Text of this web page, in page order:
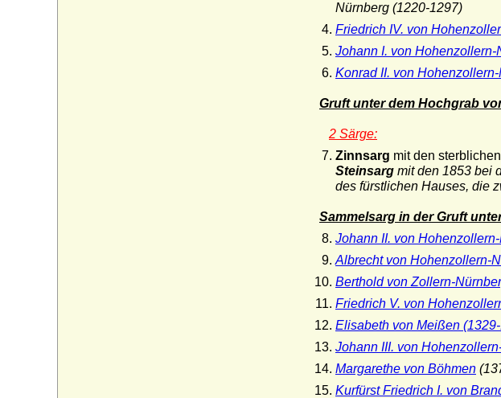
Nürnberg (1220-1297)
Friedrich IV. von
Johann I. von Hohenzollern-
Konrad II. von
Gruft unter dem Hochgrab
2 Särge:
Zinnsarg mit den
Steinsarg mit den 1853 bei
des fürstlichen Hauses, die
Sammelsarg in der Gruft
Johann II. von
Albrecht von Hohenzollern-
Berthold von Zollern-
Friedrich V. von
Elisabeth von Meißen
Johann III. von
Margarethe von Böhmen
Kurfürst Friedrich I. von